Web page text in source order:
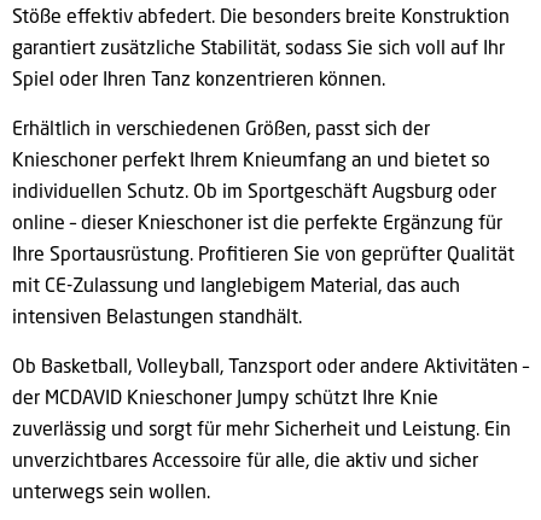
Stöße effektiv abfedert. Die besonders breite Konstruktion
garantiert zusätzliche Stabilität, sodass Sie sich voll auf Ihr
Spiel oder Ihren Tanz konzentrieren können.
Erhältlich in verschiedenen Größen, passt sich der
Knieschoner perfekt Ihrem Knieumfang an und bietet so
individuellen Schutz. Ob im Sportgeschäft Augsburg oder
online – dieser Knieschoner ist die perfekte Ergänzung für
Ihre Sportausrüstung. Profitieren Sie von geprüfter Qualität
mit CE-Zulassung und langlebigem Material, das auch
intensiven Belastungen standhält.
Ob Basketball, Volleyball, Tanzsport oder andere Aktivitäten –
der MCDAVID Knieschoner Jumpy schützt Ihre Knie
zuverlässig und sorgt für mehr Sicherheit und Leistung. Ein
unverzichtbares Accessoire für alle, die aktiv und sicher
unterwegs sein wollen.